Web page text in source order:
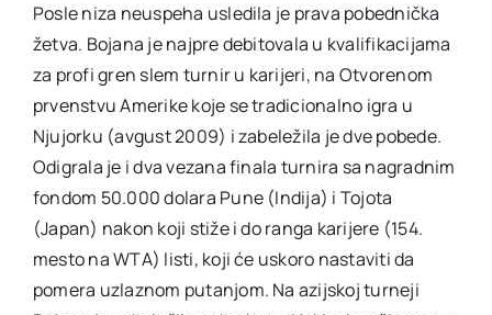
Posle niza neuspeha usledila je prava pobednička
žetva. Bojana je najpre debitovala u kvalifikacijama
za profi gren slem turnir u karijeri, na Otvorenom
prvenstvu Amerike koje se tradicionalno igra u
Njujorku (avgust 2009) i zabeležila je dve pobede.
Odigrala je i dva vezana finala turnira sa nagradnim
fondom 50.000 dolara Pune (Indija) i Tojota
(Japan) nakon koji stiže i do ranga karijere (154.
mesto na WTA) listi, koji će uskoro nastaviti da
pomera uzlaznom putanjom. Na azijskoj turneji